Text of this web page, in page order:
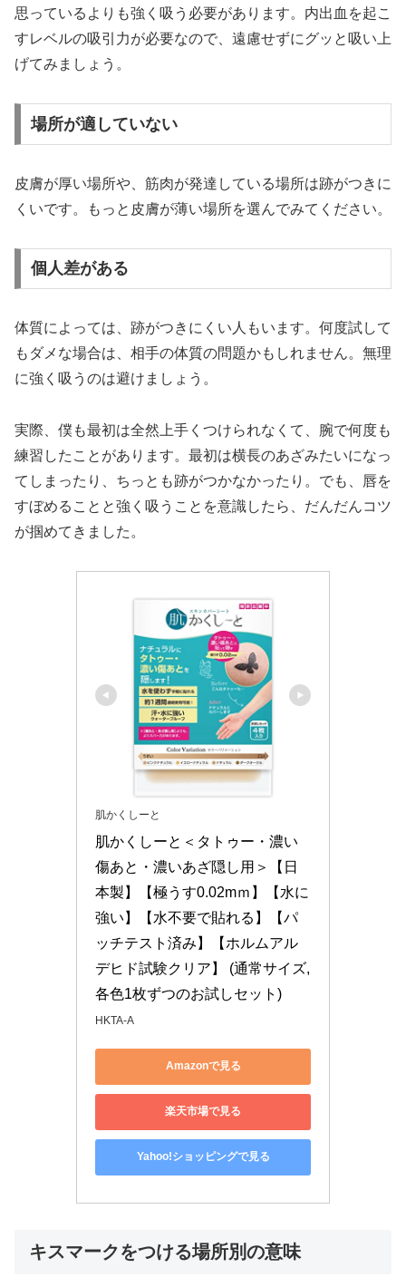
思っているよりも強く吸う必要があります。内出血を起こ
すレベルの吸引力が必要なので、遠慮せずにグッと吸い上
げてみましょう。
場所が適していない
皮膚が厚い場所や、筋肉が発達している場所は跡がつきに
くいです。もっと皮膚が薄い場所を選んでみてください。
個人差がある
体質によっては、跡がつきにくい人もいます。何度試して
もダメな場合は、相手の体質の問題かもしれません。無理
に強く吸うのは避けましょう。
実際、僕も最初は全然上手くつけられなくて、腕で何度も
練習したことがあります。最初は横長のあざみたいになっ
てしまったり、ちっとも跡がつかなかったり。でも、唇を
すぼめることと強く吸うことを意識したら、だんだんコツ
が掴めてきました。
肌かくしーと
肌かくしーと＜タトゥー・濃い
傷あと・濃いあざ隠し用＞【日
本製】【極うす0.02mｍ】【水に
強い】【水不要で貼れる】【パ
ッチテスト済み】【ホルムアル
デヒド試験クリア】 (通常サイズ,
各色1枚ずつのお試しセット)
HKTA-A
Amazonで見る
楽天市場で見る
Yahoo!ショッピングで見る
キスマークをつける場所別の意味